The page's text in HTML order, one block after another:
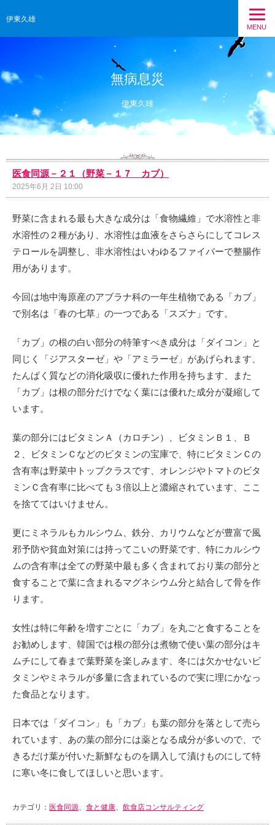
伊東久雄
MENU
無病息災
伊東久雄
医食同源－２１（野菜－１７ カブ）
2025年6月 2日 10:00
野菜に含まれる最も大きな成分は「食物繊維」で水溶性と非
水溶性の２種があり、水溶性は血液をさらさらにしてコレス
テロールを調整し、非水溶性はいわゆるファイバーで整腸作
用があります。
今回は地中海原産のアブラナ科の一年生植物である「カブ」
で別名は「春の七草」の一つである「スズナ」です。
「カブ」の根の白い部分の特筆すべき成分は「ダイコン」と
同じく「ジアスターゼ」や「アミラーゼ」があげられます、
たんぱく質などの消化吸収に優れた作用を持ちます、また
「カブ」は根の部分だけでなく葉には優れた成分が凝縮して
います。
葉の部分にはビタミンＡ（カロチン）、ビタミンＢ１、Ｂ
２、ビタミンＣなどのビタミンの宝庫で、特にビタミンＣの
含有率は野菜中トップクラスです、オレンジやトマトのビタ
ミンＣ含有率に比べても３倍以上と濃縮されています、ここ
を捨ててはいけません。
更にミネラルもカルシウム、鉄分、カリウムなどが豊富で風
邪予防や貧血対策には持ってこいの野菜です、特にカルシウ
ムの含有率は全ての野菜中最も多く含まれており葉の部分と
食することで葉に含まれるマグネシウム分と結合して骨を作
ります。
女性は特に年齢を増すごとに「カブ」を丸ごと食することを
お勧めします、韓国では根の部分は煮物で使い葉の部分はキ
ムチにして春まで葉野菜を楽しみます、冬には欠かせないビ
タミンやミネラルが多量に含まれているので実に理にかなっ
た食品となります。
日本では「ダイコン」も「カブ」も葉の部分を落として売ら
れています、あの葉の部分には薬となる成分が多いので、で
きるだけ葉が付いた新鮮なものを購入して漬けものにして特
に寒い冬に食してほしいと思います。
カテゴリ： 医食同源、 食と健康、 飲食店コンサルティング